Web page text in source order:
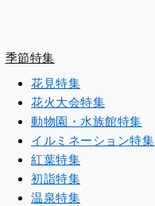
季節特集
花見特集
花火大会特集
動物園・水族館特集
イルミネーション特集
紅葉特集
初詣特集
温泉特集